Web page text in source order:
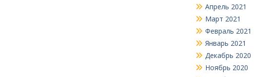
Апрель 2021
Март 2021
Февраль 2021
Январь 2021
Декабрь 2020
Ноябрь 2020